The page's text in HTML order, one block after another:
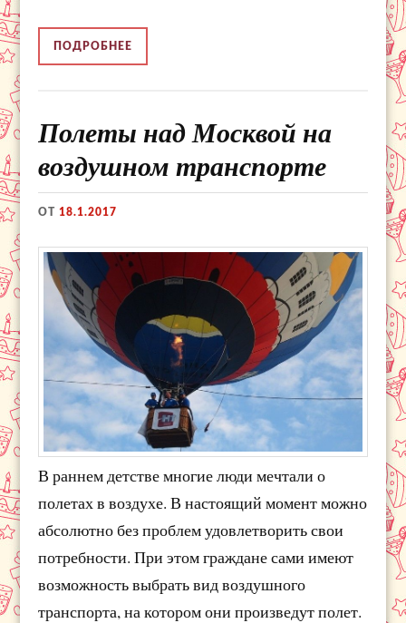
ПОДРОБНЕЕ
Полеты над Москвой на
воздушном транспорте
ОТ18.1.2017
В раннем детстве многие люди мечтали о
полетах в воздухе. В настоящий момент можно
абсолютно без проблем удовлетворить свои
потребности. При этом граждане сами имеют
возможность выбрать вид воздушного
транспорта, на котором они произведут полет.